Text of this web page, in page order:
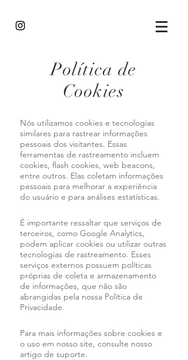
Política de
Cookies
Nós utilizamos cookies e tecnologias
similares para rastrear informações
pessoais dos visitantes. Essas
ferramentas de rastreamento incluem
cookies, flash cookies, web beacons,
entre outros. Elas coletam informações
pessoais para melhorar a experiência
do usuário e para análises estatísticas.
É importante ressaltar que serviços de
terceiros, como Google Analytics,
podem aplicar cookies ou utilizar outras
tecnologias de rastreamento. Esses
serviços externos possuem políticas
próprias de coleta e armazenamento
de informações, que não são
abrangidas pela nossa Política de
Privacidade.
Para mais informações sobre cookies e
o uso em nosso site, consulte nosso
artigo de suporte.